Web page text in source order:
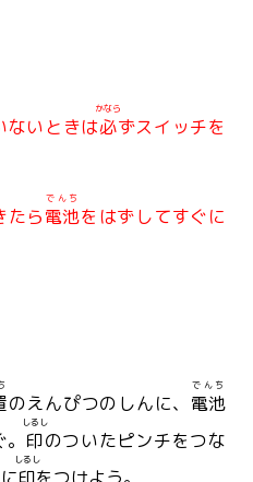
ないときは必
かなら
ずスイッチを
たら電池
でんち
をはずしてすぐに
のえんぴつのしんに、 電池
でんち
印
しるし
のついたピンチをつな
印
しるし
をつけよう。